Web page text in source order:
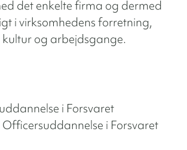
det enkelte firma og dermed
i virksomhedens forretning,
kultur og arbejdsgange.
i Forsvaret
i Forsvaret